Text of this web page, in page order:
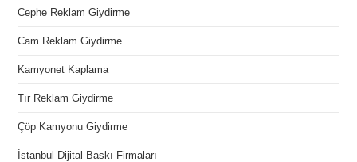
Cephe Reklam Giydirme
Cam Reklam Giydirme
Kamyonet Kaplama
Tır Reklam Giydirme
Çöp Kamyonu Giydirme
İstanbul Dijital Baskı Firmaları